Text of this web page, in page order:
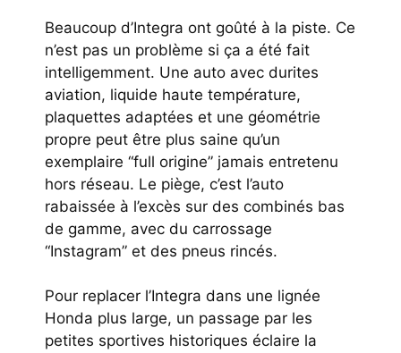
Beaucoup d’Integra ont goûté à la piste. Ce
n’est pas un problème si ça a été fait
intelligemment. Une auto avec durites
aviation, liquide haute température,
plaquettes adaptées et une géométrie
propre peut être plus saine qu’un
exemplaire “full origine” jamais entretenu
hors réseau. Le piège, c’est l’auto
rabaissée à l’excès sur des combinés bas
de gamme, avec du carrossage
“Instagram” et des pneus rincés.
Pour replacer l’Integra dans une lignée
Honda plus large, un passage par les
petites sportives historiques éclaire la